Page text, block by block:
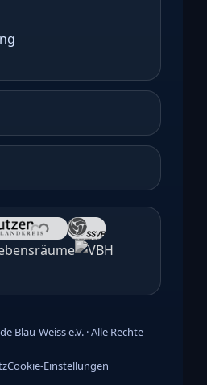
Blau-Weiss e.V. · Alle Rechte
Cookie-Einstellungen